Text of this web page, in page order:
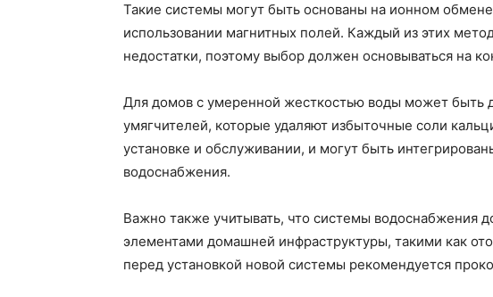
Такие системы могут быть основаны на ионном
использовании магнитных полей. Каждый из этих
недостатки, поэтому выбор должен основываться на
Для домов с умеренной жесткостью воды может быть
умягчителей, которые удаляют избыточные соли
установке и обслуживании, и могут быть
водоснабжения.
Важно также учитывать, что системы водоснабжения
элементами домашней инфраструктуры, такими как
перед установкой новой системы рекомендуется